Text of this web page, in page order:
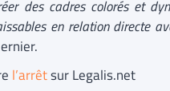
des cadres colorés et
en relation directe
l’arrêtsur Legalis.net